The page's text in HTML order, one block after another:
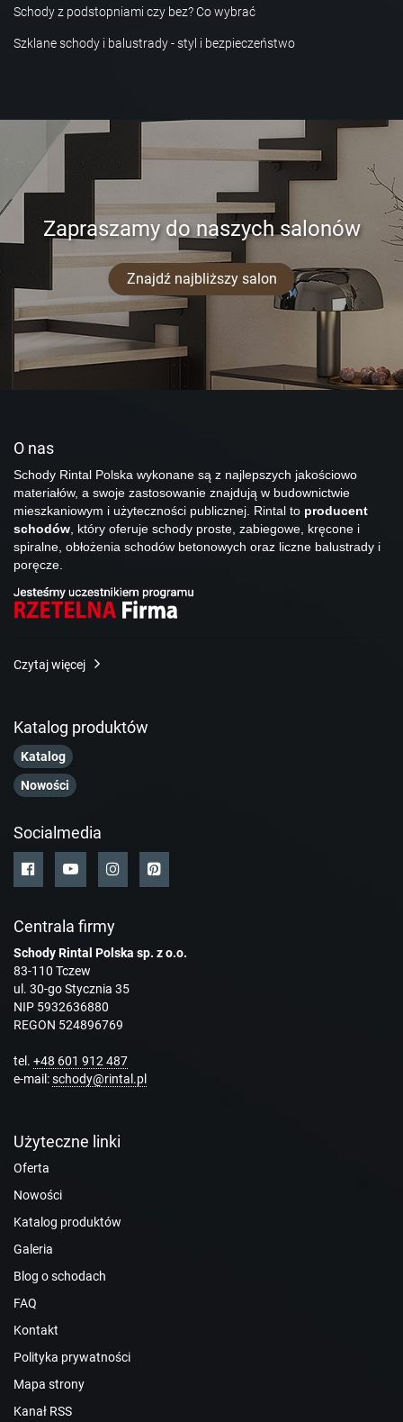
Schody z podstopniami czy bez? Co wybrać
Szklane schody i balustrady - styl i bezpieczeństwo
Zapraszamy do naszych salonów
Znajdź najbliższy salon
O nas
Schody Rintal Polska wykonane są z najlepszych jakościowo
materiałów, a swoje zastosowanie znajdują w budownictwie
mieszkaniowym i użyteczności publicznej. Rintal to producent
schodów , który oferuje schody proste, zabiegowe, kręcone i
spiralne, obłożenia schodów betonowych oraz liczne balustrady i
poręcze.
Czytaj więcej
Katalog produktów
Katalog
Nowości
Socialmedia
Centrala firmy
Schody Rintal Polska sp. z o.o.
83-110 Tczew
ul. 30-go Stycznia 35
NIP 5932636880
REGON 524896769
tel. +48 601 912 487
e-mail:schody@rintal.pl
Użyteczne linki
Oferta
Nowości
Katalog produktów
Galeria
Blog o schodach
FAQ
Kontakt
Polityka prywatności
Mapa strony
Kanał RSS